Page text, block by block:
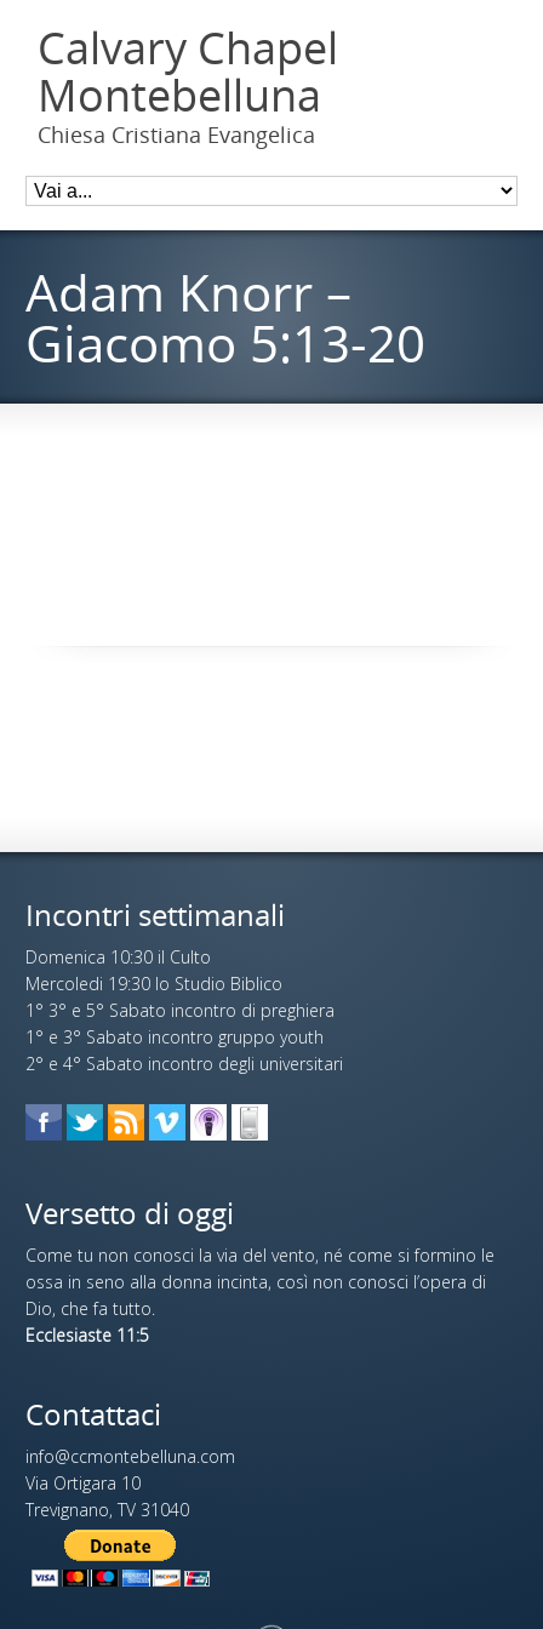
Calvary Chapel
Montebelluna
Chiesa Cristiana Evangelica
Adam Knorr –
Giacomo 5:13-20
Incontri settimanali
Domenica 10:30 il Culto
Mercoledi 19:30 lo Studio Biblico
1° 3° e 5° Sabato incontro di preghiera
1° e 3° Sabato incontro gruppo youth
2° e 4° Sabato incontro degli universitari
Versetto di oggi
Come tu non conosci la via del vento, né come si formino le
ossa in seno alla donna incinta, così non conosci l’opera di
Dio, che fa tutto.
Ecclesiaste 11:5
Contattaci
info@ccmontebelluna.com
Via Ortigara 10
Trevignano, TV 31040